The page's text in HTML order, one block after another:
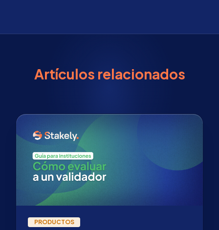
Artículos relacionados
PRODUCTOS